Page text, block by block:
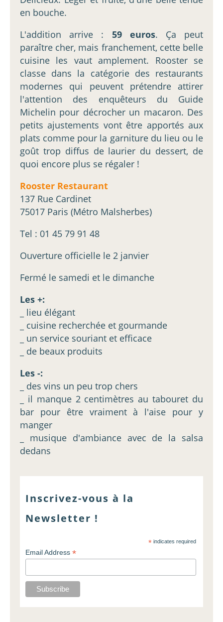
en bouche.
L'addition arrive : 59 euros. Ça peut
paraître cher, mais franchement, cette belle
cuisine les vaut amplement. Rooster se
classe dans la catégorie des restaurants
modernes qui peuvent prétendre attirer
l'attention des enquêteurs du Guide
Michelin pour décrocher un macaron. Des
petits ajustements vont être apportés aux
plats comme pour la garniture du lieu ou le
goût trop diffus de laurier du dessert, de
quoi encore plus se régaler !
Rooster Restaurant
137 Rue Cardinet
75017 Paris (Métro Malsherbes)
Tel : 01 45 79 91 48
Ouverture officielle le 2 janvier
Fermé le samedi et le dimanche
Les +:
_ lieu élégant
_ cuisine recherchée et gourmande
_ un service souriant et efficace
_ de beaux produits
Les -:
_ des vins un peu trop chers
_ il manque 2 centimètres au tabouret du
bar pour être vraiment à l'aise pour y
manger
_ musique d'ambiance avec de la salsa
dedans
Inscrivez-vous à la
Newsletter !
*indicates required
Email Address*